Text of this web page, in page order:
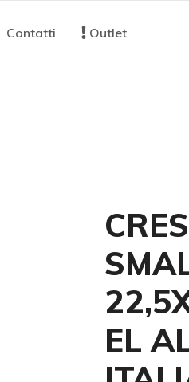
Contatti Outlet
EL